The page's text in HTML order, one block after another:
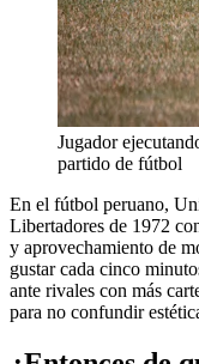
Jugador
partido de fútbol
En el fútbol peruano,
Libertadores de 1972
y aprovechamiento de
gustar cada cinco
ante rivales con más
para no confundir